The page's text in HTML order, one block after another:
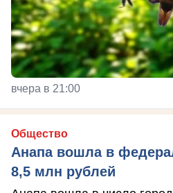
вчера в 21:00
Общество
Анапа вошла в
8,5 млн рублей